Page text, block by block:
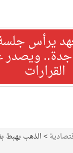
يرأس
جدة.. ويصدر
القرارات
>الذهب يهبط